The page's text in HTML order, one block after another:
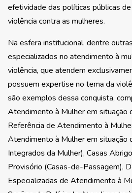
efetividade das políticas públicas
violência contra as mulheres.
Na esfera institucional, dentre
especializados no atendimento à
violência, que atendem
possuem expertise no tema da
são exemplos dessa conquista,
Atendimento à Mulher em situação
Referência de Atendimento à
Atendimento à Mulher em situação
Integrados da Mulher), Casas
Provisório (Casas-de-Passagem),
Especializadas de Atendimento à